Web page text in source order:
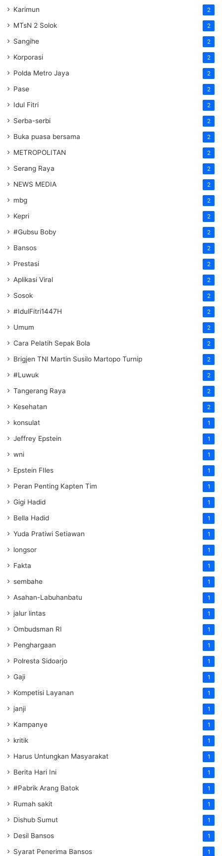
Karimun 2
MTsN 2 Solok 2
Sangihe 2
Korporasi 2
Polda Metro Jaya 2
Pase 2
Idul Fitri 2
Serba-serbi 2
Buka puasa bersama 2
METROPOLITAN 2
Serang Raya 2
NEWS MEDIA 2
mbg 2
Kepri 2
#Gubsu Boby 2
Bansos 2
Prestasi 2
Aplikasi Viral 2
Sosok 2
#IdulFitri1447H 2
Umum 2
Cara Pelatih Sepak Bola 2
Brigjen TNI Martin Susilo Martopo Turnip 2
#Luwuk 2
Tangerang Raya 2
Kesehatan 2
konsulat 1
Jeffrey Epstein 1
wni 1
Epstein FIles 1
Peran Penting Kapten Tim 1
Gigi Hadid 1
Bella Hadid 1
Yuda Pratiwi Setiawan 1
longsor 1
Fakta 1
sembahe 1
Asahan-Labuhanbatu 1
jalur lintas 1
Ombudsman RI 1
Penghargaan 1
Polresta Sidoarjo 1
Gaji 1
Kompetisi Layanan 1
janji 1
Kampanye 1
kritik 1
Harus Untungkan Masyarakat 1
Berita Hari Ini 1
#Pabrik Arang Batok 1
Rumah sakit 1
Dishub Sumut 1
Desil Bansos 1
Syarat Penerima Bansos 1